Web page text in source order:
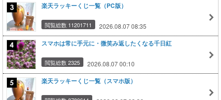
楽天ラッキーくじ一覧（PC版）
閲覧総数 11201711 2026.08.07 08:35
スマホは常に手元に・微笑み返したくなる千日紅
閲覧総数 2325 2026.08.07 00:10
楽天ラッキーくじ一覧（スマホ版）